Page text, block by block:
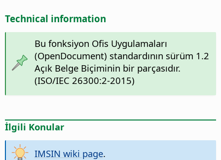
Technical information
Bu fonksiyon Ofis Uygulamaları
(OpenDocument) standardının sürüm 1.2
Açık Belge Biçiminin bir parçasıdır.
(ISO/IEC 26300:2-2015)
İlgili Konular
IMSIN wiki page.